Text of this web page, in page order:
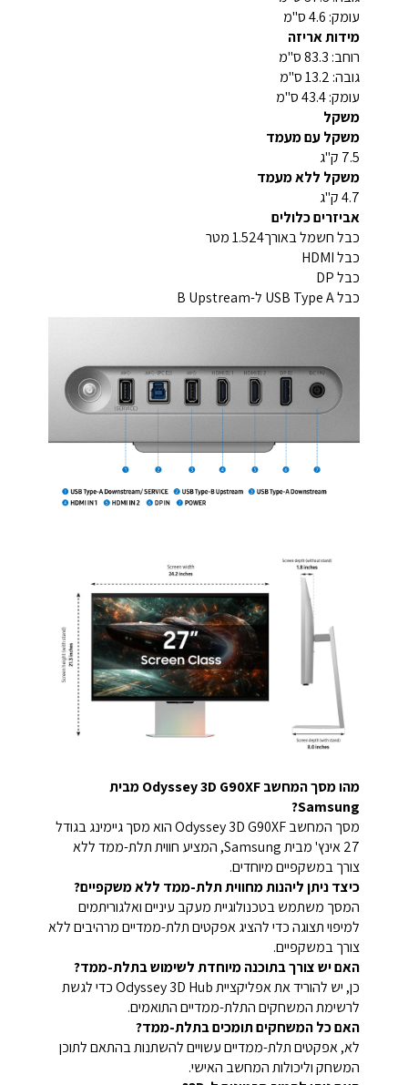
עומק: 4.6 ס"מ
מידות אריזה
רוחב: 83.3 ס"מ
גובה: 13.2 ס"מ
עומק: 43.4 ס"מ
משקל
משקל עם מעמד
7.5 ק"ג
משקל ללא מעמד
4.7 ק"ג
אביזרים כלולים
כבל חשמל באורך1.524 מטר
כבל HDMI
כבל DP
כבל USB Type A ל-B Upstream
מהו מסך המחשב Odyssey 3D G90XF מבית
Samsung?
מסך המחשב Odyssey 3D G90XF הוא מסך גיימינג בגודל
27 אינץ' מבית Samsung, המציע חווית תלת-ממד ללא
צורך במשקפיים מיוחדים.
כיצד ניתן ליהנות מחווית תלת-ממד ללא משקפיים?
המסך משתמש בטכנולוגיית מעקב עיניים ואלגוריתמים
למיפוי תצוגה כדי להציג אפקטים תלת-ממדיים מרהיבים ללא
צורך במשקפיים.
האם יש צורך בתוכנה מיוחדת לשימוש בתלת-ממד?
כן, יש להוריד את אפליקציית Odyssey 3D Hub כדי לגשת
לרשימת המשחקים התלת-ממדיים התואמים.
האם כל המשחקים תומכים בתלת-ממד?
לא, אפקטים תלת-ממדיים עשויים להשתנות בהתאם לתוכן
המשחק וליכולות המחשב האישי.